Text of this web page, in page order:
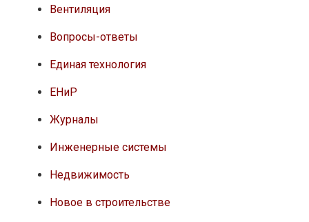
Вентиляция
Вопросы-ответы
Единая технология
ЕНиР
Журналы
Инженерные системы
Недвижимость
Новое в строительстве